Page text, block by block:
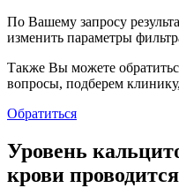
По Вашему запросу
изменить параметры
Также Вы можете
вопросы, подберем
Обратиться
Уровень
крови